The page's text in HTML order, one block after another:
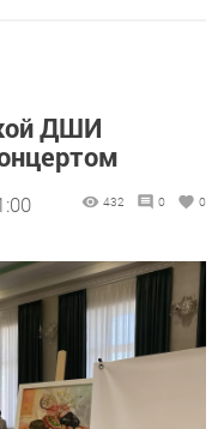
ДШИ
432 0 0